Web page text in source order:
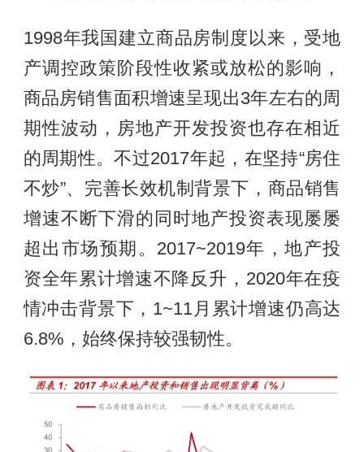
1998年我国建立商品房制度以来，受地
产调控政策阶段性收紧或放松的影响，
商品房销售面积增速呈现出3年左右的周
期性波动，房地产开发投资也存在相近
的周期性。不过2017年起，在坚持“房住
不炒”、完善长效机制背景下，商品销售
增速不断下滑的同时地产投资表现屡屡
超出市场预期。2017~2019年，地产投
资全年累计增速不降反升，2020年在疫
情冲击背景下，1~11月累计增速仍高达
6.8%，始终保持较强韧性。